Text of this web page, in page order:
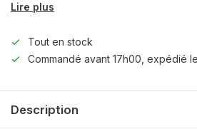
Lire plus
Tout en stock
Commandé avant 17h00, expédié
Description